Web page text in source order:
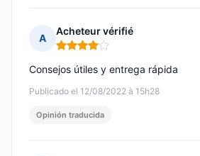
A
Acheteur vérifié
Nota: 4 de 5
Publicado el 12/08/2022 à 15h28
Consejos útiles y entrega rápida
Opinión traducida